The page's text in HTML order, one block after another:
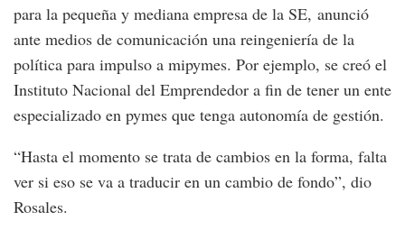
para la pequeña y mediana empresa de la SE, anunció
ante medios de comunicación una reingeniería de la
política para impulso a mipymes. Por ejemplo, se creó el
Instituto Nacional del Emprendedor a fin de tener un ente
especializado en pymes que tenga autonomía de gestión.
“Hasta el momento se trata de cambios en la forma, falta
ver si eso se va a traducir en un cambio de fondo”, dio
Rosales.